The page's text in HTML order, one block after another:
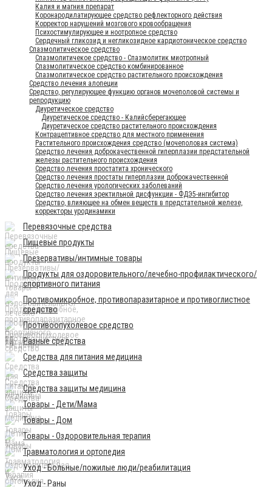
Калия и магния препарат
Коронародилатирующее средство рефлекторного действия
Корректор нарушений мозгового кровообращения
Психостимулирующее и ноотропное средство
Сердечный гликозид и негликозидное кардиотоническое средство
Спазмолитическое средство
Спазмолитичекое средство - Спазмолитик миотропный
Спазмолитическое средство комбинированное
Спазмолитическое средство растительного происхождения
Средство лечения алопеции
Средство, регулирующее функцию органов мочеполовой системы и
репродукцию
Диуретическое средство
Диуретическое средство - Калийсберегающее
Диуретическое средство растительного происхождения
Контрацептивное средство для местного применения
Растительного происхождения средство (мочеполовая система)
Средство лечения доброкачественной гиперплазии предстательной
железы растительного происхождения
Средство лечения простатита хронического
Средство лечения простаты гиперплазии доброкачественной
Средство лечения урологических заболеваний
Средство лечения эректильной дисфункции - ФДЭ5-ингибитор
Средство, влияющее на обмен веществ в предстательной железе,
корректоры уродинамики
Перевязочные средства
Пищевые продукты
Презервативы/интимные товары
Продукты для оздоровительного/лечебно-профилактического/
спортивного питания
Противомикробное, противопаразитарное и противоглистное
средство
Противоопухолевое средство
Разные средства
Средства для питания медицина
Средства защиты
Средства защиты медицина
Товары - Дети/Мама
Товары - Дом
Товары - Оздоровительная терапия
Травматология и ортопедия
Уход - Больные/пожилые люди/реабилитация
Уход - Раны